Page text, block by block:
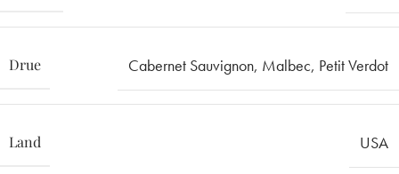
Drue Cabernet Sauvignon, Malbec, Petit Verdot
Land USA